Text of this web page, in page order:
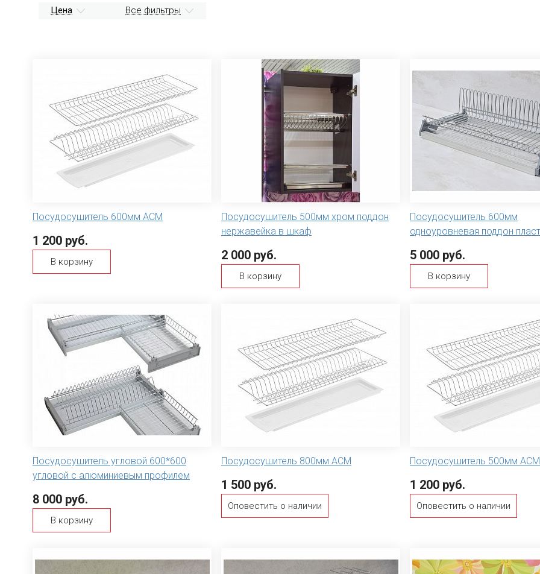
Цена Все фильтры
Посудосушитель 600мм АСМ
1 200 руб.
В корзину
Посудосушитель 500мм хром поддон
нержавейка в шкаф
2 000 руб.
В корзину
Посудосушитель 600мм
одноуровневая поддон
5 000 руб.
В корзину
Посудосушитель угловой 600*600
угловой с алюминиевым профилем
8 000 руб.
В корзину
Посудосушитель 800мм АСМ
1 500 руб.
Оповестить о наличии
Посудосушитель 500мм АСМ
1 200 руб.
Оповестить о наличии